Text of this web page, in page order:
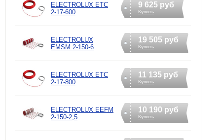
ELECTROLUX ETC
2-17-600
9 625 руб
Купить
ELECTROLUX
EMSM 2-150-6
19 505 руб
Купить
ELECTROLUX ETC
2-17-800
11 135 руб
Купить
ELECTROLUX EEFM
2-150-2,5
10 190 руб
Купить